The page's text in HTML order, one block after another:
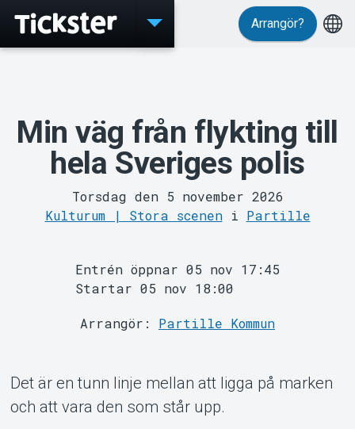
MyTickster
Arrangör?
Min väg från flykting till
hela Sveriges polis
Torsdag den 5 november 2026
Kulturum | Stora sceneni Partille
Entrén öppnar 05 nov 17:45
Startar 05 nov 18:00
Arrangör: Partille Kommun
Det är en tunn linje mellan att ligga på marken
och att vara den som står upp.